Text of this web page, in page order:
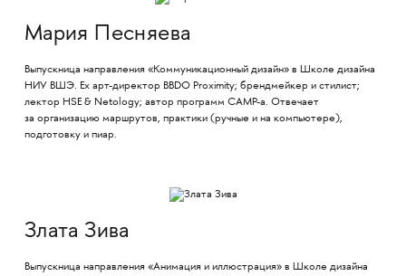
Мария Песняева
Выпускница направления «Коммуникационный дизайн» в Школе дизайна
НИУ ВШЭ. Ex арт-директор BBDO Proximity; брендмейкер и стилист;
лектор HSE & Netology; автор программ CAMP-а. Отвечает
за организацию маршрутов, практики (ручные и на компьютере),
подготовку и пиар.
Злата Зива
Выпускница направления «Анимация и иллюстрация» в Школе дизайна